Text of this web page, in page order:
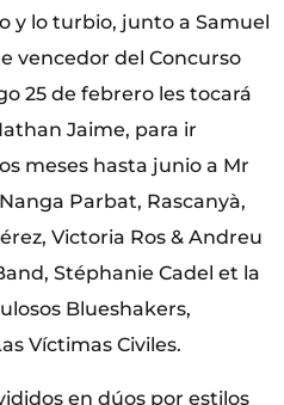
y lo turbio, junto a Samuel
vencedor del Concurso
25 de febrero les tocará
Jaime, para ir
meses hasta junio a Mr
Parbat, Rascanyà,
Victoria Ros & Andreu
Stéphanie Cadel et la
Blueshakers,
Víctimas Civiles.
en dúos por estilos